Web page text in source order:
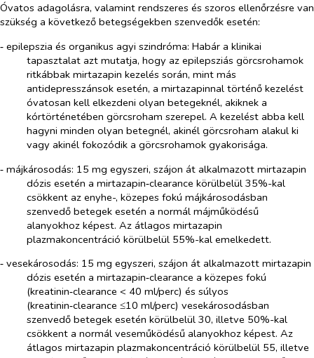
Óvatos adagolásra, valamint rendszeres és szoros ellenőrzésre van
szükség a következő betegségekben szenvedők esetén:
‑ epilepszia és organikus agyi szindróma: Habár a klinikai
tapasztalat azt mutatja, hogy az epilepsziás görcsrohamok
ritkábbak mirtazapin kezelés során, mint más
antidepresszánsok esetén, a mirtazapinnal történő kezelést
óvatosan kell elkezdeni olyan betegeknél, akiknek a
kórtörténetében görcsroham szerepel. A kezelést abba kell
hagyni minden olyan betegnél, akinél görcsroham alakul ki
vagy akinél fokozódik a görcsrohamok gyakorisága.
‑ májkárosodás: 15 mg egyszeri, szájon át alkalmazott mirtazapin
dózis esetén a mirtazapin‑clearance körülbelül 35%-kal
csökkent az enyhe-, közepes fokú májkárosodásban
szenvedő betegek esetén a normál májműködésű
alanyokhoz képest. Az átlagos mirtazapin
plazmakoncentráció körülbelül 55%-kal emelkedett.
‑ vesekárosodás: 15 mg egyszeri, szájon át alkalmazott mirtazapin
dózis esetén a mirtazapin‑clearance a közepes fokú
(kreatinin‑clearance < 40 ml/perc) és súlyos
(kreatinin‑clearance ≤10 ml/perc) vesekárosodásban
szenvedő betegek esetén körülbelül 30, illetve 50%-kal
csökkent a normál veseműködésű alanyokhoz képest. Az
átlagos mirtazapin plazmakoncentráció körülbelül 55, illetve